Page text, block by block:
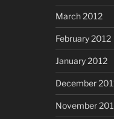
March 2012
February 2012
January 2012
December
November